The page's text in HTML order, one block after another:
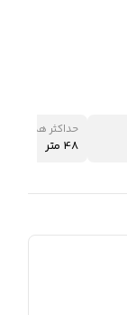
حداکثر هد
48 متر